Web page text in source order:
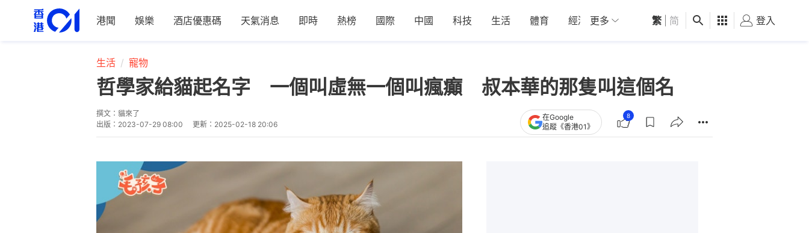
港聞 娛樂 酒店優惠碼 天氣消息 即時 熱榜 國際 中國 科技 生活 體育 經濟 01深圳 觀點 健康 好食玩飛
更多 繁 简 登入
生活 寵物
哲學家給貓起名字 一個叫虛無一個叫瘋癲 叔本華的那隻叫這個名
撰文： 貓來了
出版： 2023-07-29 08:00 更新： 2025-02-18 20:06
在Google
追蹤《香港01》
8